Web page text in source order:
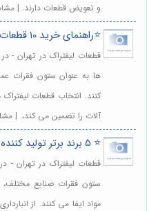
و تعویض قطعات دارند. |
⭐️راهنمای خرید 10 قطعات لیفتراک برای افزایش بهره‌وری ⚙️
قطعات لیفتراک در تهران -
ها به عنوان ستون فقرات
کنند. انتخاب قطعات
آلات را تضمین می کند،. |
⭐️ 5 برند برتر تولید کننده قطعات لیفتراک در ایران 🏢
قطعات لیفتراک در تهران -
ستون فقرات صنایع
مواد ایفا می کنند. از